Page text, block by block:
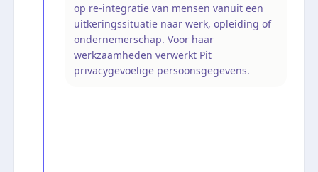
op re-integratie van mensen vanuit een
uitkeringssituatie naar werk, opleiding of
ondernemerschap. Voor haar
werkzaamheden verwerkt Pit
privacygevoelige persoonsgegevens.